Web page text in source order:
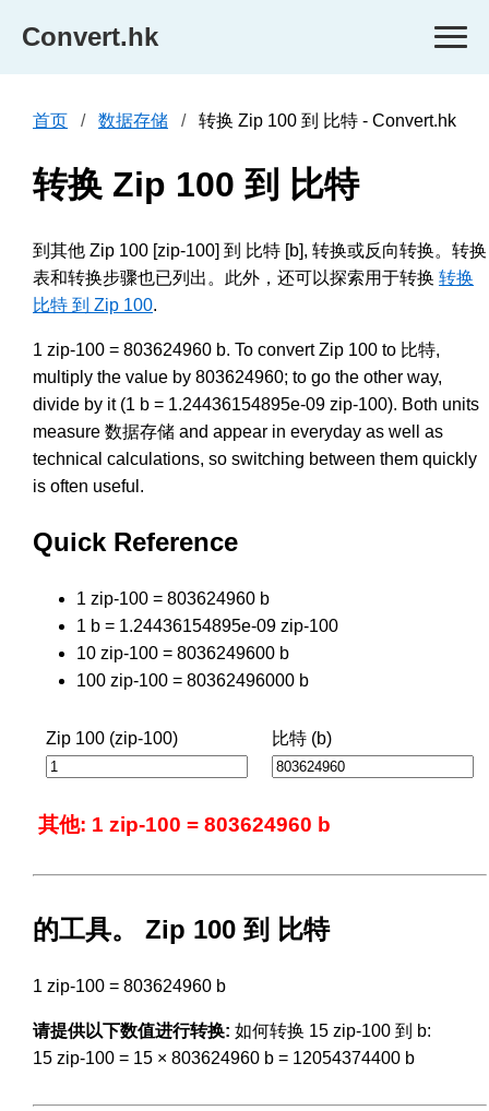
Convert.hk
首页 数据存储 转换 Zip 100 到 比特 - Convert.hk
转换 Zip 100 到 比特
到其他 Zip 100 [zip-100] 到 比特 [b], 转换或反向转换。转换
表和转换步骤也已列出。此外，还可以探索用于转换 转换
比特 到 Zip 100.
1 zip-100 = 803624960 b. To convert Zip 100 to 比特,
multiply the value by 803624960; to go the other way,
divide by it (1 b = 1.24436154895e-09 zip-100). Both units
measure 数据存储 and appear in everyday as well as
technical calculations, so switching between them quickly
is often useful.
Quick Reference
1 zip-100 = 803624960 b
1 b = 1.24436154895e-09 zip-100
10 zip-100 = 8036249600 b
100 zip-100 = 80362496000 b
Zip 100 (zip-100) 比特 (b)
其他: 1 zip-100 = 803624960 b
的工具。 Zip 100 到 比特
1 zip-100 = 803624960 b
请提供以下数值进行转换: 如何转换 15 zip-100 到 b:
15 zip-100 = 15 × 803624960 b = 12054374400 b